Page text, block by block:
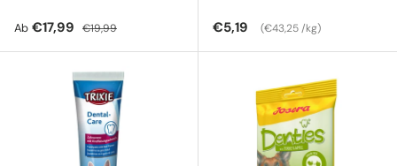
Verkaufspreis
Ab €17,99 Normaler Preis
€19,99 Normaler Preis
€5,19 Grundpreis
€43,25 /kg